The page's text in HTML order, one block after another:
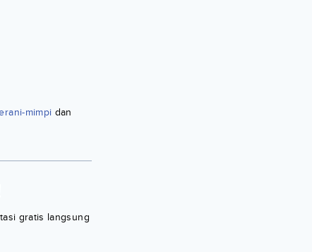
mimpi dan
gratis langsung